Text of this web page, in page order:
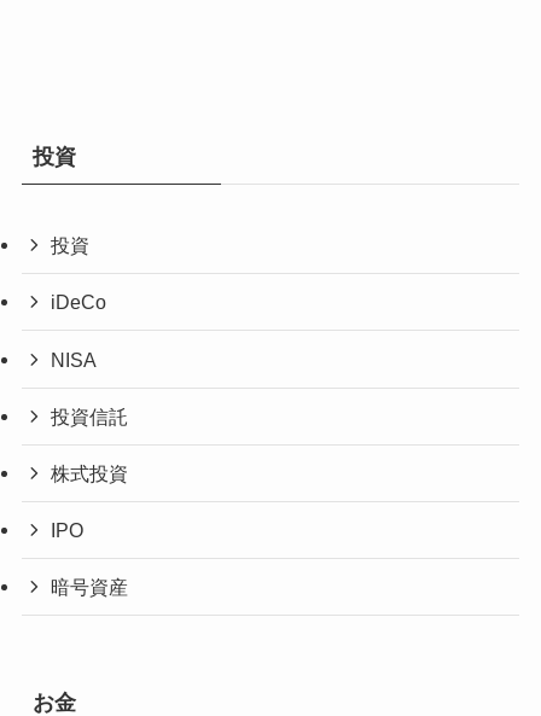
投資
投資
iDeCo
NISA
投資信託
株式投資
IPO
暗号資産
お金